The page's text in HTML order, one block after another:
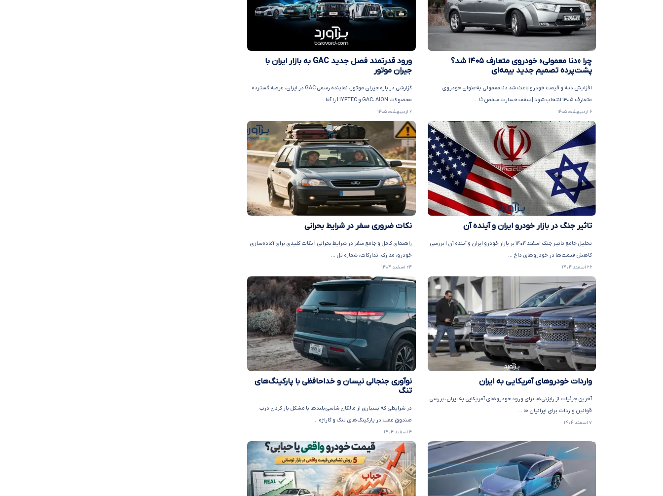
چرا «دنا معمولی» خودروی متعارف ۱۴۰۵ شد؟
پشت‌پرده تصمیم جدید بیمه‌ای
افزایش دیه و قیمت خودرو باعث شد دنا معمولی به‌عنوان خودروی
متعارف ۱۴۰۵ انتخاب شود | سقف خسارت شخص ثا ...
۶ اردیبهشت ۱۴۰۵
ورود قدرتمند فصل جدید GAC به بازار ایران با
جیران موتور
گزارشی در باره جیران موتور، نماینده رسمی GAC در ایران، عرضه گسترده
محصولات GAC، AION و HYPTEC را آغا ...
۲ اردیبهشت ۱۴۰۵
تاثیر جنگ در بازار خودرو ایران و آینده آن
تحلیل جامع تاثیر جنگ اسفند ۱۴۰۴ بر بازار خودرو ایران و آینده آن | بررسی
کاهش قیمت‌ها در خودروهای داخ ...
۲۶ اسفند ۱۴۰۴
نکات ضروری سفر در شرایط بحرانی
راهنمای کامل و جامع سفر در شرایط بحرانی | نکات کلیدی برای آماده‌سازی
خودرو، مدارک، تدارکات، شماره تل ...
۲۴ اسفند ۱۴۰۴
واردات خودروهای آمریکایی به ایران
آخرین جزئیات از رایزنی‌ها برای ورود خودروهای آمریکایی به ایران، بررسی
قوانین واردات برای ایرانیان خا ...
۷ اسفند ۱۴۰۴
نوآوری جنجالی نیسان و خداحافظی با پارکینگ‌های
تنگ
در شرایطی که بسیاری از مالکان شاسی‌بلندها با مشکل باز کردن درب
صندوق عقب در پارکینگ‌های تنگ و گاراژه ...
۴ اسفند ۱۴۰۴